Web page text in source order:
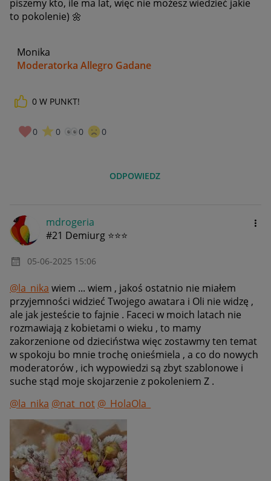
piszemy kto, ile ma lat, więc nie możesz wiedzieć jakie
to pokolenie) 🌼
Monika
Moderatorka Allegro Gadane
0 W PUNKT!
0 0 0 0
ODPOWIEDZ
mdrogeria
#21 Demiurg ⭐⭐⭐
‎05-06-2025 15:06
@la_nika wiem ... wiem , jakoś ostatnio nie miałem
przyjemności widzieć Twojego awatara i Oli nie widzę ,
ale jak jesteście to fajnie . Faceci w moich latach nie
rozmawiają z kobietami o wieku , to mamy
zakorzenione od dzieciństwa więc zostawmy ten temat
w spokoju bo mnie trochę onieśmiela , a co do nowych
moderatorów , ich wypowiedzi są zbyt szablonowe i
suche stąd moje skojarzenie z pokoleniem Z .
@la_nika @nat_not @_HolaOla_